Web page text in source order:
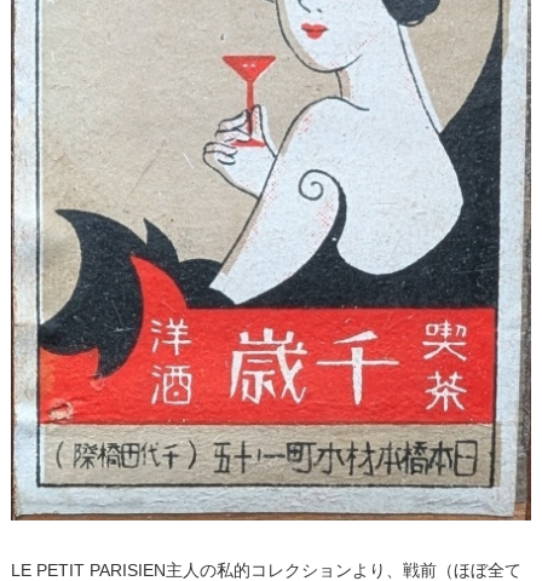
LE PETIT PARISIEN主人の私的コレクションより、戦前（ほぼ全て